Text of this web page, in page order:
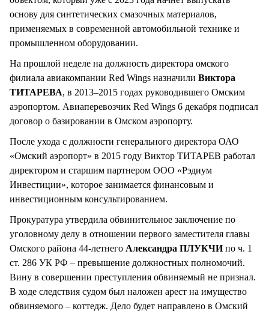
основу для синтетических смазочных материалов,
применяемых в современной автомобильной технике и
промышленном оборудовании.
На прошлой неделе на должность директора омского
филиала авиакомпании Red Wings назначили Виктора
ТИТАРЕВА, в 2013–2015 годах руководившего Омским
аэропортом. Авиаперевозчик Red Wings 6 декабря подписал
договор о базировании в Омском аэропорту.
После ухода с должности генерального директора ОАО
«Омский аэропорт» в 2015 году Виктор ТИТАРЕВ работал
директором и старшим партнером ООО «Рэдиум
Инвестиции», которое занимается финансовым и
инвестиционным консультированием.
Прокуратура утвердила обвинительное заключение по
уголовному делу в отношении первого заместителя главы
Омского района 44-летнего Александра ПЛУКЧИпо ч. 1
ст. 286 УК РФ – превышение должностных полномочий.
Вину в совершении преступления обвиняемый не признал.
В ходе следствия судом был наложен арест на имущество
обвиняемого – коттедж. Дело будет направлено в Омский